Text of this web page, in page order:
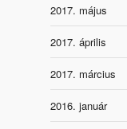
2017. május
2017. április
2017. március
2016. január